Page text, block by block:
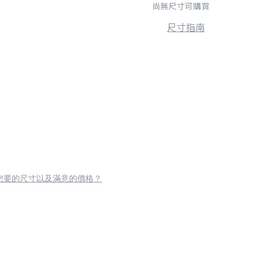
尚無尺寸可購買
尺寸指南
要的尺寸以及滿意的價格？